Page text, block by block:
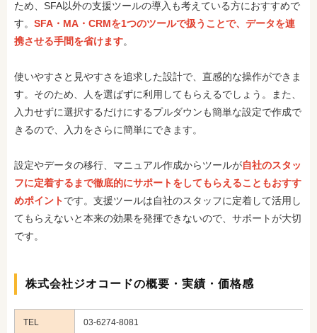
ため、SFA以外の支援ツールの導入も考えている方におすすめで
す。 SFA・MA・CRMを1つのツールで扱うことで、データを連
携させる手間を省けます。
使いやすさと見やすさを追求した設計で、直感的な操作ができま
す。そのため、人を選ばずに利用してもらえるでしょう。また、
入力せずに選択するだけにするプルダウンも簡単な設定で作成で
きるので、入力をさらに簡単にできます。
設定やデータの移行、マニュアル作成からツールが自社のスタッ
フに定着するまで徹底的にサポートをしてもらえることもおすす
めポイントです。支援ツールは自社のスタッフに定着して活用し
てもらえないと本来の効果を発揮できないので、サポートが大切
です。
株式会社ジオコードの概要・実績・価格感
TEL 03-6274-8081